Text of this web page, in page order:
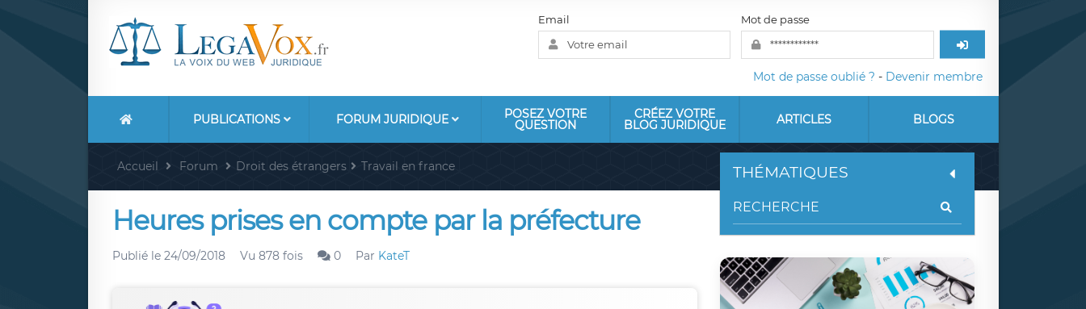
Email Mot de passe
Mot de passe oublié ? - Devenir membre
PUBLICATIONS FORUM JURIDIQUE POSEZ VOTRE
QUESTION
CRÉEZ VOTRE
BLOG JURIDIQUE ARTICLES BLOGS
Accueil Forum Droit des étrangers Travail en france
Heures prises en compte par la préfecture
Publié le 24/09/2018 Vu 878 fois 0 Par KateT
THÉMATIQUES